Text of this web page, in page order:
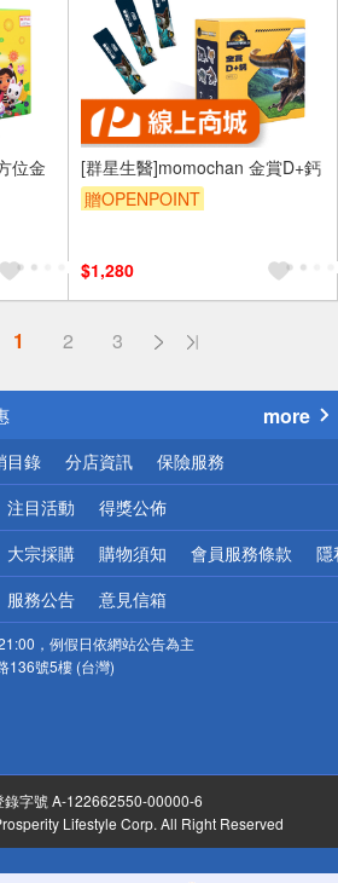
位金
[群星生醫]momochan 金賞D+鈣
贈OPENPOINT
$1,280
1 2 3
請小心！
配送
！請小心！
more
目錄 分店資訊 保險服務
注目活動 得獎公佈
大宗採購 購物須知 會員服務條款 隱
服務公告 意見信箱
，例假日依網站公告為主
136號5樓 (台灣)
錄字號 A-122662550-00000-6
Lifestyle Corp. All Right Reserved